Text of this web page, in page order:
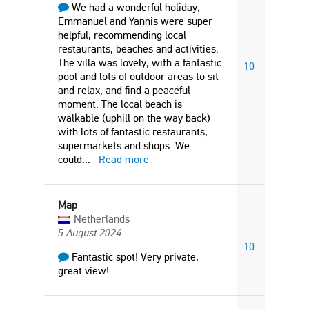
We had a wonderful holiday,
Emmanuel and Yannis were super
helpful, recommending local
restaurants, beaches and activities.
The villa was lovely, with a fantastic
pool and lots of outdoor areas to sit
and relax, and find a peaceful
moment. The local beach is
walkable (uphill on the way back)
with lots of fantastic restaurants,
supermarkets and shops. We
could... Read more
10
Map
Netherlands
5 August 2024
Fantastic spot! Very private,
great view!
10